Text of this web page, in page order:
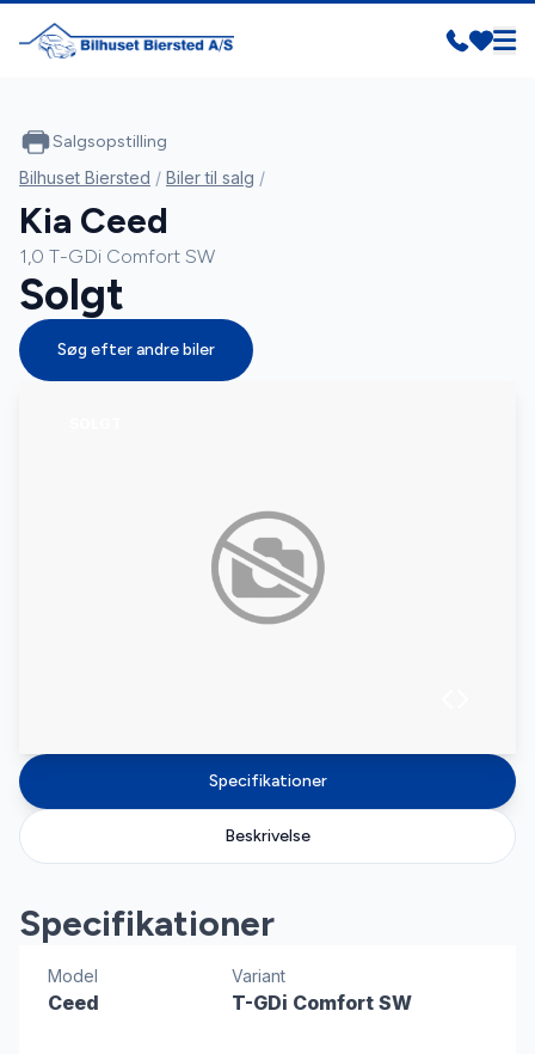
Specifikationer
Beskrivelse
Specifikationer
Model
Ceed
Variant
T-GDi Comfort SW
Salgsopstilling
Bilhuset Biersted / Biler til salg /
Kia Ceed
1,0 T-GDi Comfort SW
Solgt
Søg efter andre biler